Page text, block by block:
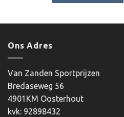
optie
Ons Adres
Van Zanden Sportprijzen
Bredaseweg 56
4901KM Oosterhout
kvk: 92898432